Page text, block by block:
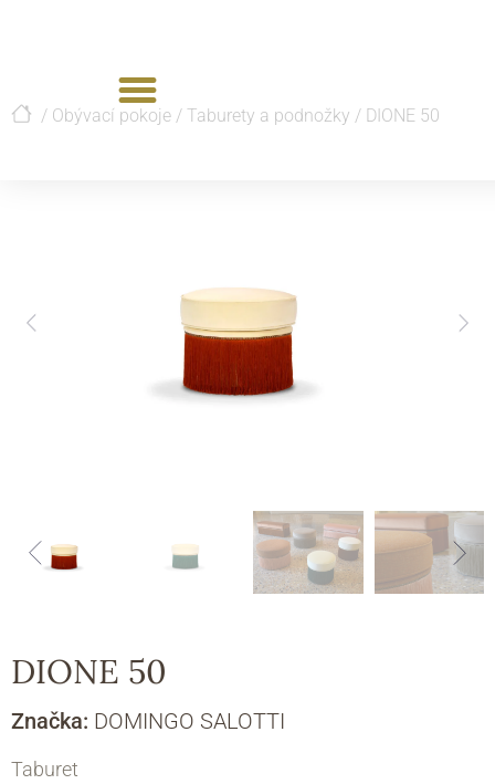
/ Obývací pokoje / Taburety a podnožky / DIONE 50
DIONE 50
Značka: DOMINGO SALOTTI
Taburet